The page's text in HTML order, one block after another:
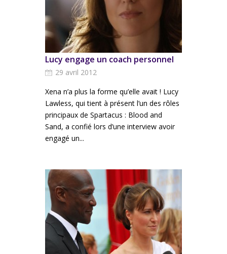
Lucy engage un coach personnel
29 avril 2012
Xena n’a plus la forme qu’elle avait ! Lucy
Lawless, qui tient à présent l’un des rôles
principaux de Spartacus : Blood and
Sand, a confié lors d’une interview avoir
engagé un...